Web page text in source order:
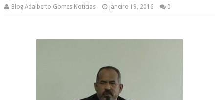
Blog Adalberto Gomes Noticias janeiro 19, 2016 0